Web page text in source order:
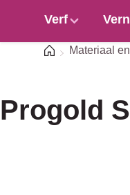
Verf
HomeMateriaal
Progold